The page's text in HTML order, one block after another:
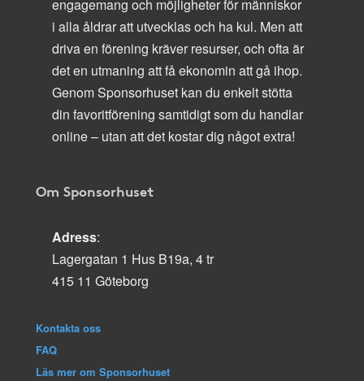
engagemang och möjligheter för människor
i alla åldrar att utvecklas och ha kul. Men att
driva en förening kräver resurser, och ofta är
det en utmaning att få ekonomin att gå ihop.
Genom Sponsorhuset kan du enkelt stötta
din favoritförening samtidigt som du handlar
online – utan att det kostar dig något extra!
Om Sponsorhuset
Adress:
Lagergatan 1 Hus B19a, 4 tr
415 11 Göteborg
Kontakta oss
FAQ
Läs mer om Sponsorhuset